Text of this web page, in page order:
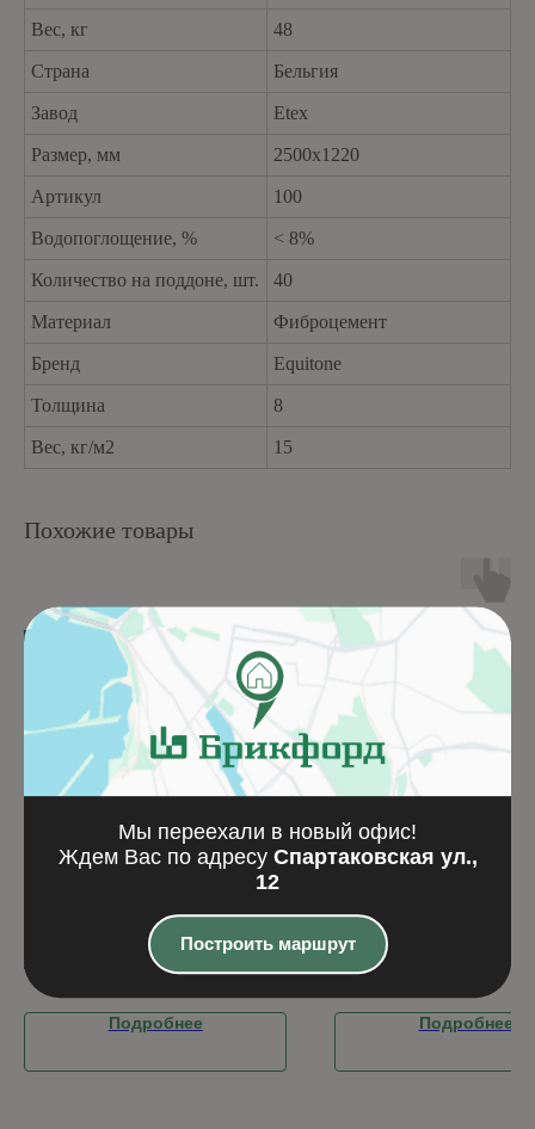
Вес, кг 48
Страна Бельгия
Завод Etex
Размер, мм 2500х1220
Артикул 100
Водопоглощение, % < 8%
Количество на поддоне, шт. 40
Материал Фиброцемент
Бренд Equitone
Толщина 8
Вес, кг/м2 15
Похожие товары
Фибропанель TECTIVA
TE85 (2500x1220x8)
Подробнее
PATTERN textured
Подробнее
Мы переехали в новый офис!
Ждем Вас по адресу Спартаковская ул.,
12
Построить маршрут